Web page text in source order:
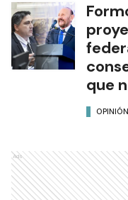
que
OPINIÓN
Ads